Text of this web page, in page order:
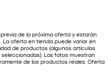
de la próxima oferta y estarán
La oferta en tienda puede variar en
de productos (algunos artículos
Las fotos muestran
de los productos reales. Oferta